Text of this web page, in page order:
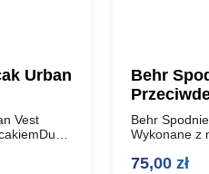
Urban
Vest
Behr
124
Behr
Wykonane z
jakość.
75,00 zł